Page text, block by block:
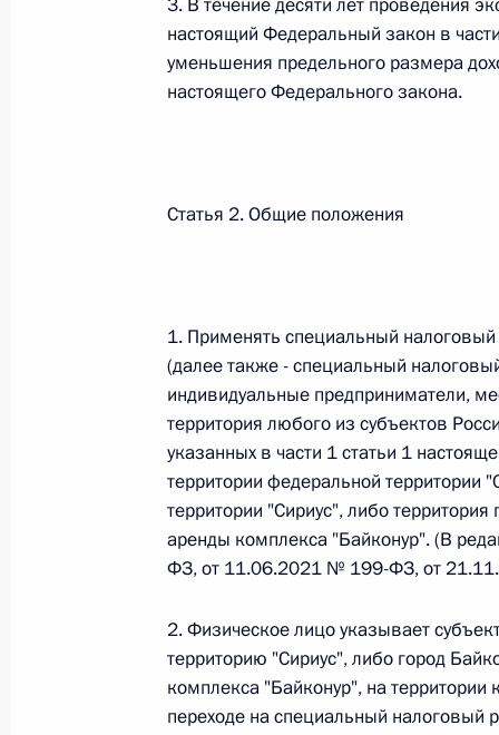
26 июля 2026 года
Федеральный закон от
О внесении изменения в статью 6
26 июля 2026 года
Федеральный закон от
О внесении изменений в статью 9.21
26 июля 2026 года
Федеральный закон от
О ратификации Соглашения между
Республики Беларусь о сотрудничестве
настоящий Федеральный закон в
уменьшения предельного размера
настоящего Федерального закона.
Статья 2. Общие положения
1. Применять специальный
(далее также - специальный
индивидуальные предприниматели,
территория любого из субъектов
указанных в части 1 статьи 1
территории федеральной территории
территории "Сириус", либо
аренды комплекса "Байконур". (В
ФЗ, от 11.06.2021 № 199-ФЗ, от
2. Физическое лицо указывает
территорию "Сириус", либо город
комплекса "Байконур", на территории
переходе на специальный